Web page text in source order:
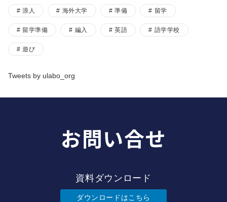
浪人 海外大学 準備 留学
留学準備 編入 英語 語学学校
遊び
Tweets by ulabo_org
お問い合せ
資料ダウンロード
ダウンロードはこちら